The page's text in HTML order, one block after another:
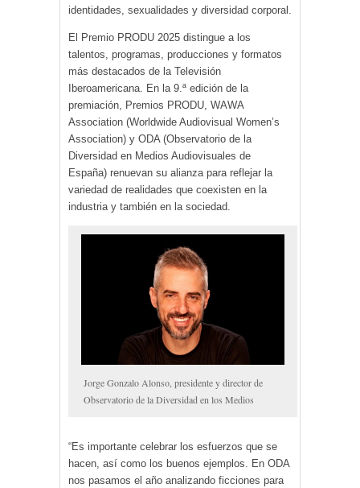
identidades, sexualidades y diversidad corporal.
El Premio PRODU 2025 distingue a los
talentos, programas, producciones y formatos
más destacados de la Televisión
Iberoamericana. En la 9.ª edición de la
premiación, Premios PRODU, WAWA
Association (Worldwide Audiovisual Women’s
Association) y ODA (Observatorio de la
Diversidad en Medios Audiovisuales de
España) renuevan su alianza para reflejar la
variedad de realidades que coexisten en la
industria y también en la sociedad.
Jorge Gonzalo Alonso, presidente y director de
Observatorio de la Diversidad en los Medios
“Es importante celebrar los esfuerzos que se
hacen, así como los buenos ejemplos. En ODA
nos pasamos el año analizando ficciones para